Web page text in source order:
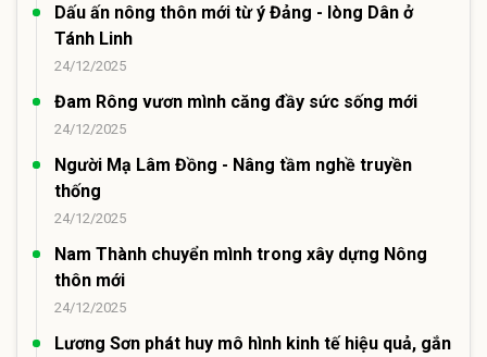
Dấu ấn nông thôn mới từ ý Đảng - lòng Dân ở
Tánh Linh
24/12/2025
Đam Rông vươn mình căng đầy sức sống mới
24/12/2025
Người Mạ Lâm Đồng - Nâng tầm nghề truyền
thống
24/12/2025
Nam Thành chuyển mình trong xây dựng Nông
thôn mới
24/12/2025
Lương Sơn phát huy mô hình kinh tế hiệu quả, gắn